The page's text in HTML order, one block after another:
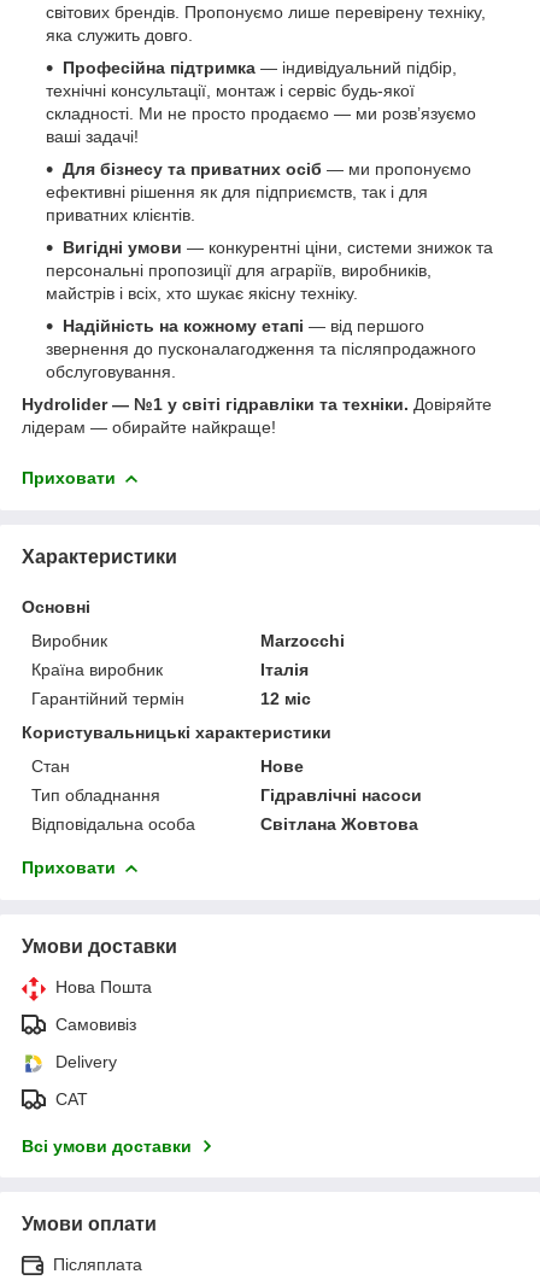
світових брендів. Пропонуємо лише перевірену техніку,
яка служить довго.
Професійна підтримка — індивідуальний підбір,
технічні консультації, монтаж і сервіс будь-якої
складності. Ми не просто продаємо — ми розв’язуємо
ваші задачі!
Для бізнесу та приватних осіб — ми пропонуємо
ефективні рішення як для підприємств, так і для
приватних клієнтів.
Вигідні умови — конкурентні ціни, системи знижок та
персональні пропозиції для аграріїв, виробників,
майстрів і всіх, хто шукає якісну техніку.
Надійність на кожному етапі — від першого
звернення до пусконалагодження та післяпродажного
обслуговування.
Hydrolider — №1 у світі гідравліки та техніки. Довіряйте
лідерам — обирайте найкраще!
Приховати
Характеристики
Основні
Виробник
Marzocchi
Країна виробник
Італія
Гарантійний термін
12 міс
Користувальницькі характеристики
Стан
Нове
Тип обладнання
Гідравлічні насоси
Відповідальна особа
Світлана Жовтова
Приховати
Умови доставки
Нова Пошта
Самовивіз
Delivery
САТ
Всі умови доставки
Умови оплати
Післяплата